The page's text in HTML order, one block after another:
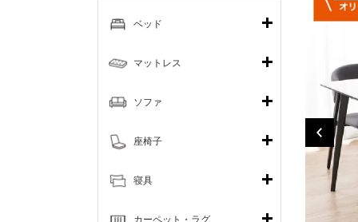
ベッド
マットレス
ソファ
寝具
座椅子
カーペット・ラグ